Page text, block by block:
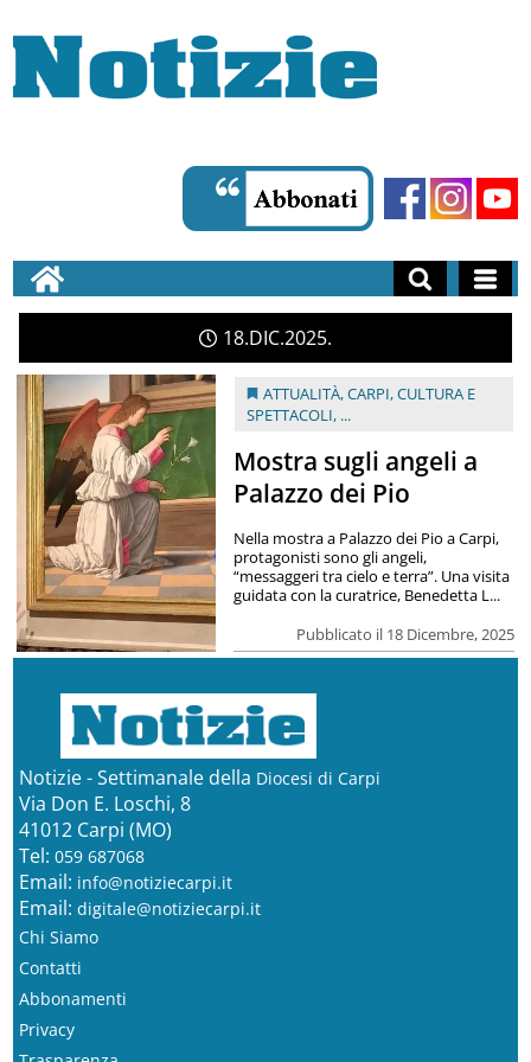
18 DIC2025
ATTUALITÀ,CARPI,CULTURA E
SPETTACOLI, ...
Mostra sugli angeli a
Palazzo dei Pio
Pubblicato il 18 Dicembre, 2025
Nella mostra a Palazzo dei Pio a Carpi,
protagonisti sono gli angeli,
“messaggeri tra cielo e terra”. Una visita
guidata con la curatrice, Benedetta L...
Notizie - Settimanale della Diocesi di Carpi
Via Don E. Loschi, 8
41012 Carpi (MO)
Tel: 059 687068
Email: info@notiziecarpi.it
Email: digitale@notiziecarpi.it
Chi Siamo
Contatti
Abbonamenti
Privacy